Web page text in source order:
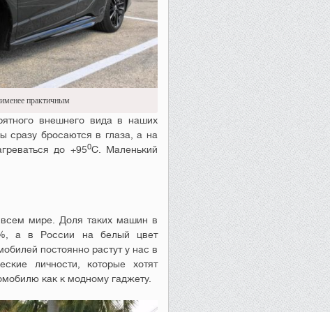
практичным
внешнего вида в наших
сразу бросаются в глаза, а на
до +950С. Маленький
мире. Доля таких машин в
а в России на белый цвет
постоянно растут у нас в
личности, которые хотят
как к модному гаджету.